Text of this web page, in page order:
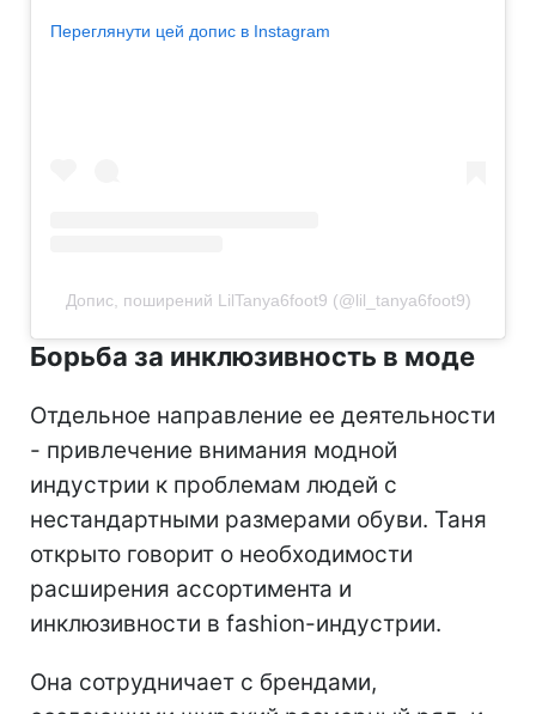
Переглянути цей допис в Instagram
Допис, поширений LilTanya6foot9 (@lil_tanya6foot9)
Борьба за инклюзивность в моде
Отдельное направление ее деятельности
- привлечение внимания модной
индустрии к проблемам людей с
нестандартными размерами обуви. Таня
открыто говорит о необходимости
расширения ассортимента и
инклюзивности в fashion-индустрии.
Она сотрудничает с брендами,